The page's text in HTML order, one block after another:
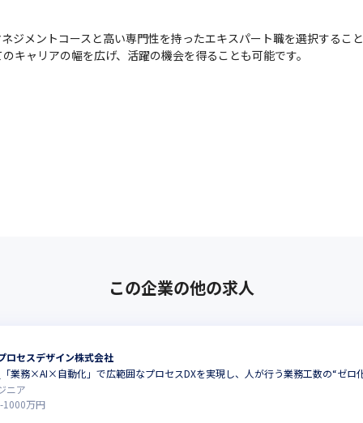
ジメントコースと高い専門性を持ったエキスパート職を選択するこ
キャリアの幅を広げ、活躍の機会を得ることも可能です。
この企業の他の求人
ロセスデザイン株式会社
業務×AI×自動化」で広範囲なプロセスDXを実現し、人が行う業務工数の“ゼロ
ニア
-1000万円